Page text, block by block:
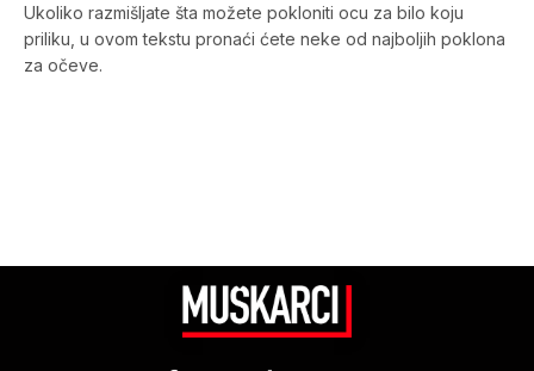
Ukoliko razmišljate šta možete pokloniti ocu za bilo koju
priliku, u ovom tekstu pronaći ćete neke od najboljih poklona
za očeve.